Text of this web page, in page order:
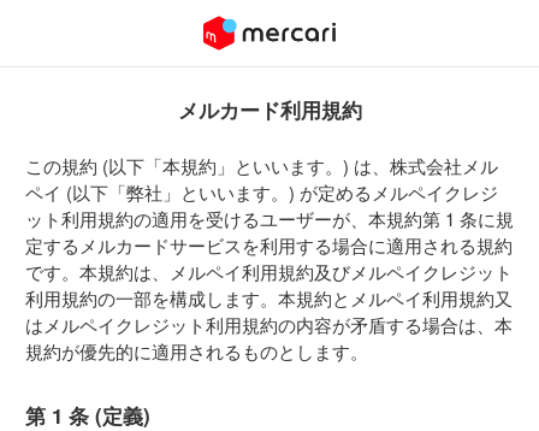
メルカード利用規約
この規約 (以下「本規約」といいます。) は、株式会社メル
ペイ (以下「弊社」といいます。) が定めるメルペイクレジ
ット利用規約の適用を受けるユーザーが、本規約第 1 条に規
定するメルカードサービスを利用する場合に適用される規約
です。本規約は、メルペイ利用規約及びメルペイクレジット
利用規約の一部を構成します。本規約とメルペイ利用規約又
はメルペイクレジット利用規約の内容が矛盾する場合は、本
規約が優先的に適用されるものとします。
第 1 条 (定義)